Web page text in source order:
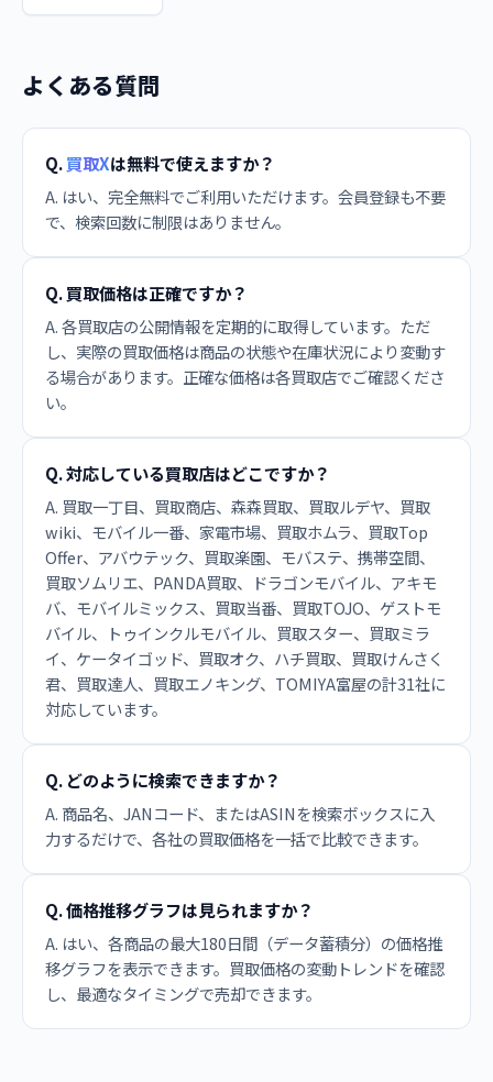
よくある質問
Q.買取Xは無料で使えますか？
A. はい、完全無料でご利用いただけます。会員登録も不要
で、検索回数に制限はありません。
Q. 買取価格は正確ですか？
A. 各買取店の公開情報を定期的に取得しています。ただ
し、実際の買取価格は商品の状態や在庫状況により変動す
る場合があります。正確な価格は各買取店でご確認くださ
い。
Q. 対応している買取店はどこですか？
A. 買取一丁目、買取商店、森森買取、買取ルデヤ、買取
wiki、モバイル一番、家電市場、買取ホムラ、買取Top
Offer、アバウテック、買取楽園、モバステ、携帯空間、
買取ソムリエ、PANDA買取、ドラゴンモバイル、アキモ
バ、モバイルミックス、買取当番、買取TOJO、ゲストモ
バイル、トゥインクルモバイル、買取スター、買取ミラ
イ、ケータイゴッド、買取オク、ハチ買取、買取けんさく
君、買取達人、買取エノキング、TOMIYA富屋の計31社に
対応しています。
Q. どのように検索できますか？
A. 商品名、JANコード、またはASINを検索ボックスに入
力するだけで、各社の買取価格を一括で比較できます。
Q. 価格推移グラフは見られますか？
A. はい、各商品の最大180日間（データ蓄積分）の価格推
移グラフを表示できます。買取価格の変動トレンドを確認
し、最適なタイミングで売却できます。